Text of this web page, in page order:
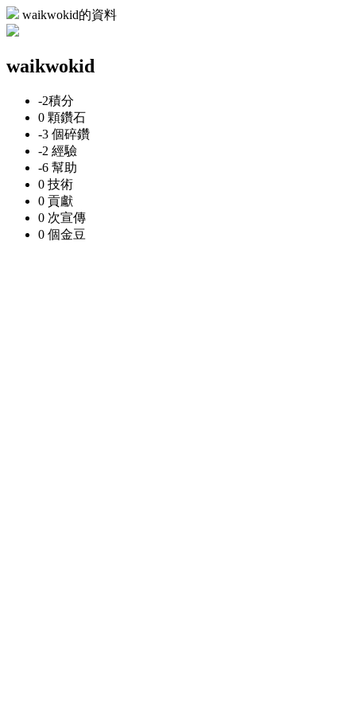
waikwokid的資料
waikwokid
-2積分
0 顆鑽石
-3 個碎鑽
-2 經驗
-6 幫助
0 技術
0 貢獻
0 次宣傳
0 個金豆